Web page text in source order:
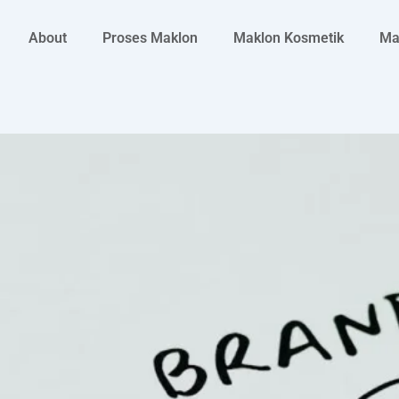
About Proses Maklon Maklon Kosmetik